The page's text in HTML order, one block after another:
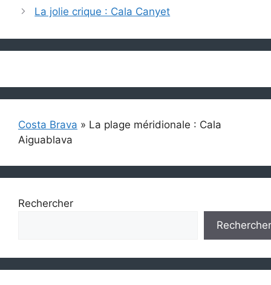
La jolie crique : Cala Canyet
Costa Brava » La plage méridionale : Cala
Aiguablava
Rechercher
Rechercher